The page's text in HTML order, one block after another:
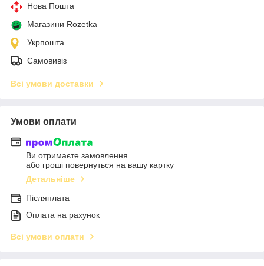
Нова Пошта
Магазини Rozetka
Укрпошта
Самовивіз
Всі умови доставки
Умови оплати
Ви отримаєте замовлення
або гроші повернуться на вашу картку
Детальніше
Післяплата
Оплата на рахунок
Всі умови оплати